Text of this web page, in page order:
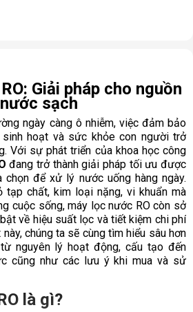
Giải pháp cho nguồn
nước sạch
ngày càng ô nhiễm, việc đảm bảo
hoạt và sức khỏe con người trở
Với sự phát triển của khoa học công
đang trở thành giải pháp tối ưu được
chọn để xử lý nước uống hàng ngày.
tạp chất, kim loại nặng, vi khuẩn mà
cuộc sống, máy lọc nước RO còn sở
về hiệu suất lọc và tiết kiệm chi phí
chúng ta sẽ cùng tìm hiểu sâu hơn
nguyên lý hoạt động, cấu tạo đến
cũng như các lưu ý khi mua và sử
là gì?